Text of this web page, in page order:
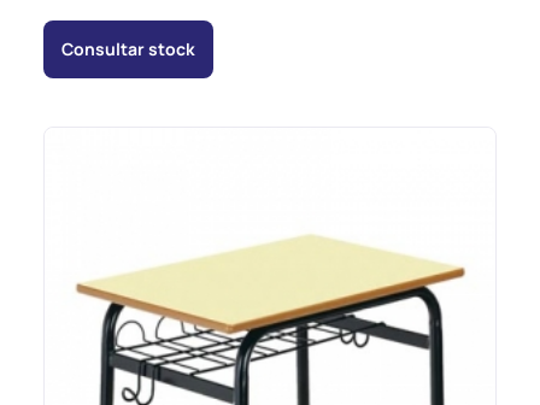
Consultar stock